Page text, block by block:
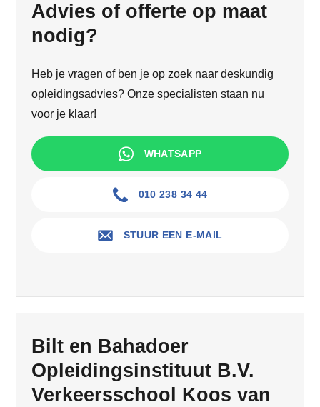
Advies of offerte op maat
nodig?
Heb je vragen of ben je op zoek naar deskundig
opleidingsadvies? Onze specialisten staan nu
voor je klaar!
WHATSAPP
010 238 34 44
STUUR EEN E-MAIL
Bilt en Bahadoer
Opleidingsinstituut B.V.
Verkeersschool Koos van